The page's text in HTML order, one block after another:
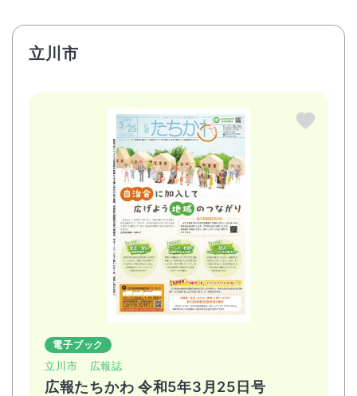
立川市
電子ブック
立川市 広報誌
広報たちかわ 令和5年3月25日号